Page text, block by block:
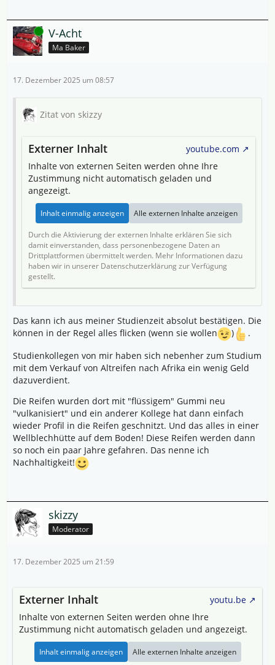
Online V-Acht
Ma Baker
17. Dezember 2025 um 08:57
Zitat von skizzy
Externer Inhalt
youtube.com
Inhalte von externen Seiten werden ohne Ihre
Zustimmung nicht automatisch geladen und
angezeigt.
Inhalt einmalig anzeigen Alle externen Inhalte anzeigen
Durch die Aktivierung der externen Inhalte erklären Sie sich
damit einverstanden, dass personenbezogene Daten an
Drittplattformen übermittelt werden. Mehr Informationen dazu
haben wir in unserer Datenschutzerklärung zur Verfügung
gestellt.
Das kann ich aus meiner Studienzeit absolut bestätigen. Die
können in der Regel alles flicken (wenn sie wollen
)
.
Studienkollegen von mir haben sich nebenher zum Studium
mit dem Verkauf von Altreifen nach Afrika ein wenig Geld
dazuverdient.
Die Reifen wurden dort mit "flüssigem" Gummi neu
"vulkanisiert" und ein anderer Kollege hat dann einfach
wieder Profil in die Reifen geschnitzt. Und das alles in einer
Wellblechhütte auf dem Boden! Diese Reifen werden dann
so noch ein paar Jahre gefahren. Das nenne ich
Nachhaltigkeit!
skizzy
Moderator
17. Dezember 2025 um 21:59
Externer Inhalt
youtu.be
Inhalte von externen Seiten werden ohne Ihre
Zustimmung nicht automatisch geladen und angezeigt.
Inhalt einmalig anzeigen Alle externen Inhalte anzeigen